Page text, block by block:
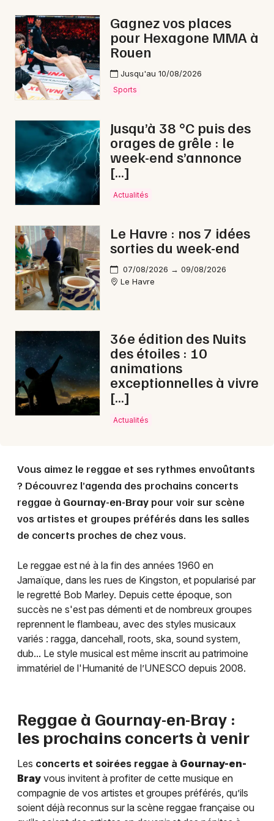
Reggae en Normandie
Newsletter des sorties
Artistes en tournée
Actus à Gournay-en-Bray
Magazine à Gournay-en-Bray
76 - Seine-Maritime
Mon email
Je m'abonne
Gagnez vos places
pour Hexagone MMA à
Rouen
Jusqu'au 10/08/2026
Sports
Jusqu’à 38 °C puis des
orages de grêle : le
week-end s’annonce
[…]
Actualités
Le Havre : nos 7 idées
sorties du week-end
07/08/2026 → 09/08/2026
Le Havre
36e édition des Nuits
des étoiles : 10
animations
exceptionnelles à vivre
[…]
Actualités
Vous aimez le reggae et ses rythmes envoûtants
? Découvrez l’agenda des prochains concerts
reggae à Gournay-en-Bray pour voir sur scène
vos artistes et groupes préférés dans les salles
de concerts proches de chez vous.
Le reggae est né à la fin des années 1960 en
Jamaïque, dans les rues de Kingston, et popularisé par
le regretté Bob Marley. Depuis cette époque, son
succès ne s'est pas démenti et de nombreux groupes
reprennent le flambeau, avec des styles musicaux
variés : ragga, dancehall, roots, ska, sound system,
dub... Le style musical est même inscrit au patrimoine
immatériel de l'Humanité de l’UNESCO depuis 2008.
Reggae à Gournay-en-Bray :
les prochains concerts à venir
Les concerts et soirées reggae à Gournay-en-
Bray vous invitent à profiter de cette musique en
compagnie de vos artistes et groupes préférés, qu’ils
soient déjà reconnus sur la scène reggae française ou